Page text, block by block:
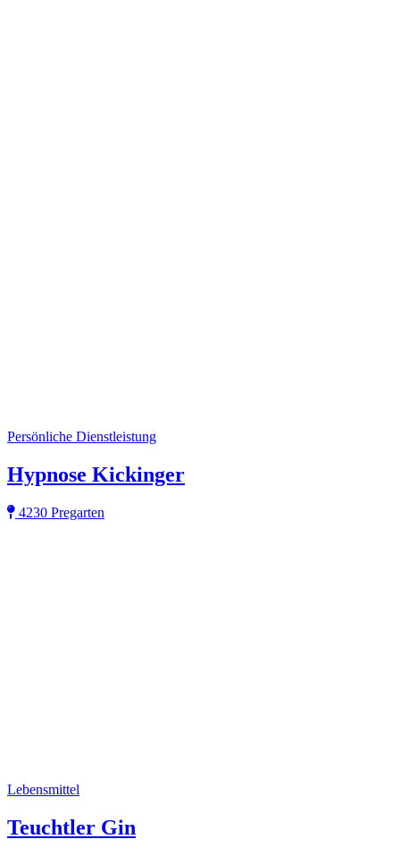
Persönliche Dienstleistung
Hypnose Kickinger
4230 Pregarten
Lebensmittel
Teuchtler Gin